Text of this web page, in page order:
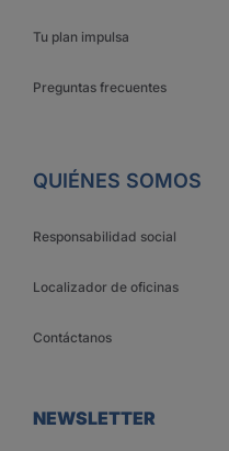
Tu plan impulsa
Preguntas frecuentes
QUIÉNES SOMOS
Responsabilidad social
Localizador de oficinas
Contáctanos
NEWSLETTER